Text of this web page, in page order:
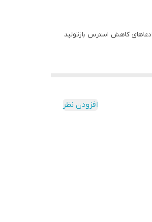
و ادعاهای کاهش استرس بازتولید
افزودن نظر